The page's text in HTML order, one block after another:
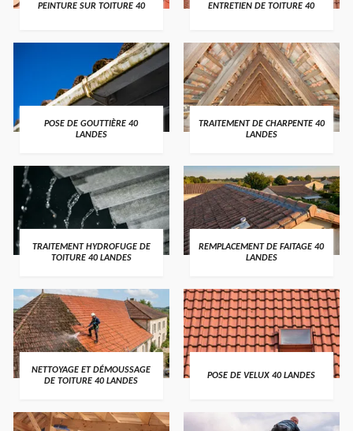
PEINTURE SUR TOITURE 40 ENTRETIEN DE TOITURE 40
POSE DE GOUTTIÈRE 40
LANDES
TRAITEMENT DE CHARPENTE 40
LANDES
TRAITEMENT HYDROFUGE DE
TOITURE 40 LANDES
REMPLACEMENT DE FAITAGE 40
LANDES
NETTOYAGE ET DÉMOUSSAGE
DE TOITURE 40 LANDES
POSE DE VELUX 40 LANDES